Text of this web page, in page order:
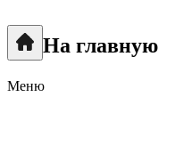
На главную
Меню